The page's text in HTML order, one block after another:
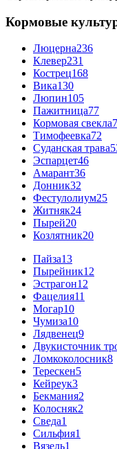
Кормовые
Люцерна236
Клевер231
Кострец168
Вика130
Люпин105
Пажитница77
Кормовая свекла
Тимофеевка72
Суданская трава
Эспарцет46
Амарант36
Донник32
Фестулолиум25
Житняк24
Пырей20
Козлятник20
Пайза13
Пырейник12
Эстрагон12
Фацелия11
Могар10
Чумиза10
Лядвенец9
Двукисточник
Ломкоколосник8
Терескен5
Кейреук3
Бекмания2
Колосняк2
Сведа1
Сильфия1
Вязель1